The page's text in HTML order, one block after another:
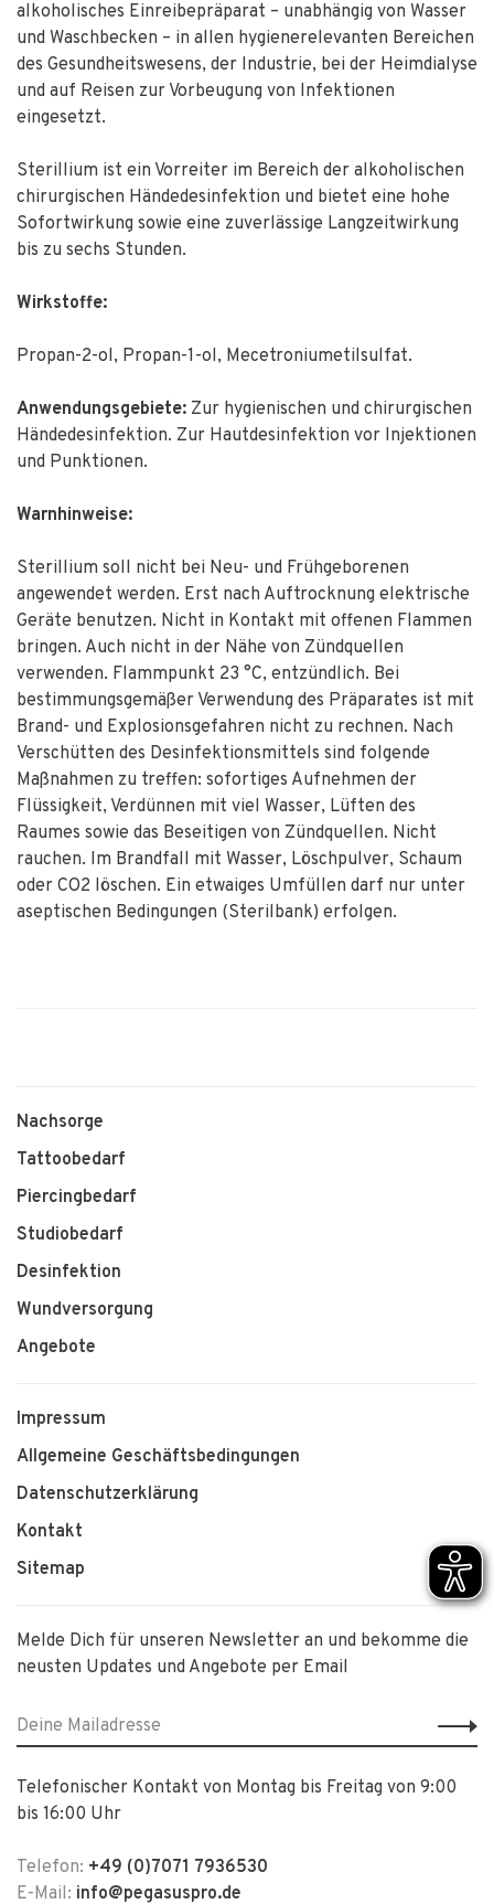
alkoholisches Einreibepräparat – unabhängig von Wasser
und Waschbecken – in allen hygienerelevanten Bereichen
des Gesundheitswesens, der Industrie, bei der Heimdialyse
und auf Reisen zur Vorbeugung von Infektionen
eingesetzt.
Sterillium ist ein Vorreiter im Bereich der alkoholischen
chirurgischen Händedesinfektion und bietet eine hohe
Sofortwirkung sowie eine zuverlässige Langzeitwirkung
bis zu sechs Stunden.
Wirkstoffe:
Propan-2-ol, Propan-1-ol, Mecetroniumetilsulfat.
Anwendungsgebiete: Zur hygienischen und chirurgischen
Händedesinfektion. Zur Hautdesinfektion vor Injektionen
und Punktionen.
Warnhinweise:
Sterillium soll nicht bei Neu- und Frühgeborenen
angewendet werden. Erst nach Auftrocknung elektrische
Geräte benutzen. Nicht in Kontakt mit offenen Flammen
bringen. Auch nicht in der Nähe von Zündquellen
verwenden. Flammpunkt 23 °C, entzündlich. Bei
bestimmungsgemäßer Verwendung des Präparates ist mit
Brand- und Explosionsgefahren nicht zu rechnen. Nach
Verschütten des Desinfektionsmittels sind folgende
Maßnahmen zu treffen: sofortiges Aufnehmen der
Flüssigkeit, Verdünnen mit viel Wasser, Lüften des
Raumes sowie das Beseitigen von Zündquellen. Nicht
rauchen. Im Brandfall mit Wasser, Löschpulver, Schaum
oder CO2 löschen. Ein etwaiges Umfüllen darf nur unter
aseptischen Bedingungen (Sterilbank) erfolgen.
Nachsorge
Tattoobedarf
Piercingbedarf
Studiobedarf
Desinfektion
Wundversorgung
Angebote
Impressum
Allgemeine Geschäftsbedingungen
Datenschutzerklärung
Kontakt
Sitemap
Melde Dich für unseren Newsletter an und bekomme die
neusten Updates und Angebote per Email
Telefonischer Kontakt von Montag bis Freitag von 9:00
bis 16:00 Uhr
Telefon: +49 (0)7071 7936530
E-Mail: info@pegasuspro.de